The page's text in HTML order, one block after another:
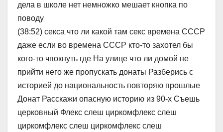
дела в школе нет немножко мешает кнопка по
поводу
(38:52) секса что ли какой там секс времена СССР
даже если во времена СССР кто-то захотел бы
кого-то чпокнуть где На улице что ли домой не
прийти него же пропускать донаты Разберись с
историей до национальность повторяю прошлые
Донат Расскажи опасную историю из 90-х Съешь
церковный Флекс слеш циркомфлекс слеш
циркомфлекс слеш циркомфлекс слеш